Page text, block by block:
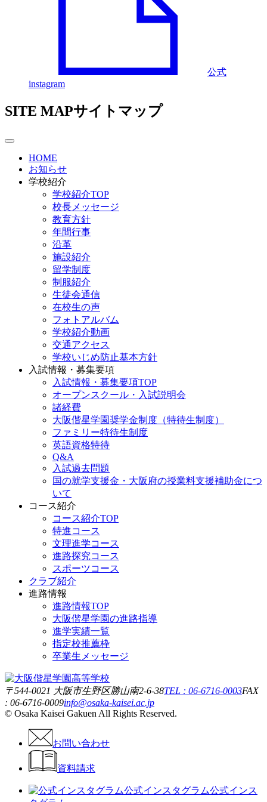
公式
instagram
SITE MAPサイトマップ
HOME
お知らせ
学校紹介
学校紹介TOP
校長メッセージ
教育方針
年間行事
沿革
施設紹介
留学制度
制服紹介
生徒会通信
在校生の声
フォトアルバム
学校紹介動画
交通アクセス
学校いじめ防止基本方針
入試情報・募集要項
入試情報・募集要項TOP
オープンスクール・入試説明会
諸経費
大阪偕星学園奨学金制度（特待生制度）
ファミリー特待生制度
英語資格特待
Q&A
入試過去問題
国の就学支援金・大阪府の授業料支援補助金につ
いて
コース紹介
コース紹介TOP
特進コース
文理進学コース
進路探究コース
スポーツコース
クラブ紹介
進路情報
進路情報TOP
大阪偕星学園の進路指導
進学実績一覧
指定校推薦枠
卒業生メッセージ
〒544-0021 大阪市生野区勝山南2-6-38TEL : 06-6716-0003FAX
: 06-6716-0009info@osaka-kaisei.ac.jp
© Osaka Kaisei Gakuen All Rights Reserved.
お問い合わせ
資料請求
公式インスタグラム公式インス